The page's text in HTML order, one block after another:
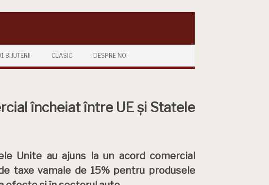
BIJUTERII CLASIC DESPRE NOI
încheiat între UE și Statele
Unite au ajuns la un acord comercial
taxe vamale de 15% pentru produsele